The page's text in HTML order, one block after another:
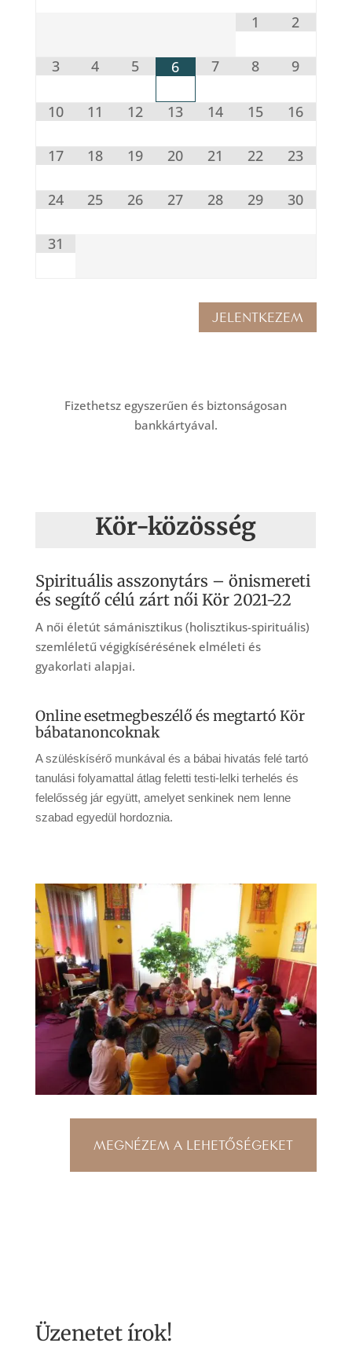
1
2
3 4 5 6 7 8 9
10 11 12 13 14 15 16
17 18 19 20 21 22 23
24 25 26 27 28 29 30
31
JELENTKEZEM
Fizethetsz egyszerűen és biztonságosan
bankkártyával.
Kör-közösség
Spirituális asszonytárs – önismereti
és segítő célú zárt női Kör 2021-22
A női életút sámánisztikus (holisztikus-spirituális)
szemléletű végigkísérésének elméleti és
gyakorlati alapjai.
Online esetmegbeszélő és megtartó Kör
bábatanoncoknak
A szüléskísérő munkával és a bábai hivatás felé tartó
tanulási folyamattal átlag feletti testi-lelki terhelés és
felelősség jár együtt, amelyet senkinek nem lenne
szabad egyedül hordoznia.
MEGNÉZEM A LEHETŐSÉGEKET
Üzenetet írok!